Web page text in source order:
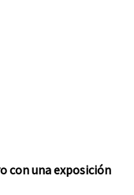
con una exposición